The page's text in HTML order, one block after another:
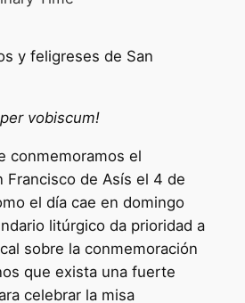
y feligreses de San
vobiscum!
conmemoramos el
Francisco de Asís el 4 de
el día cae en domingo
litúrgico da prioridad a
sobre la conmemoración
que exista una fuerte
celebrar la misa